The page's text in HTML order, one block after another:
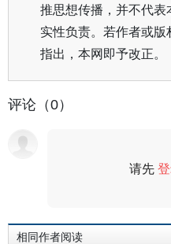
推思想传播，并不代
实性负责。若作者或
指出，本网即予改正。
评论（0）
请先
相同作者阅读